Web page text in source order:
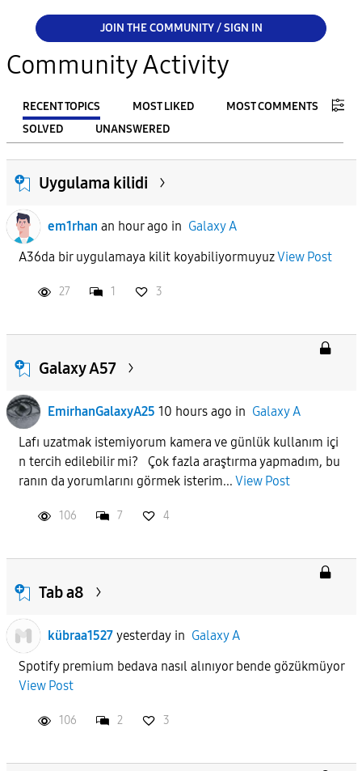
JOIN THE COMMUNITY / SIGN IN
Community Activity
RECENT TOPICS MOST LIKED
MOST COMMENTS
SOLVED
UNANSWERED
FILTER:
From
To
Uygulama kilidi
em1rhan an hour ago in Galaxy A
A36da bir uygulamaya kilit koyabiliyormuyuzView Post
27 1 3
Galaxy A57
EmirhanGalaxyA25 10 hours ago in Galaxy A
Lafı uzatmak istemiyorum kamera ve günlük kullanım içi
n tercih edilebilir mi? Çok fazla araştırma yapmadım, bu
ranın da yorumlarını görmek isterim... View Post
106 7 4
Tab a8
kübraa1527 yesterdayin Galaxy A
Spotify premium bedava nasıl alınıyor bende gözükmüyor
View Post
106 2 3